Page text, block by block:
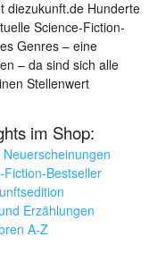
diezukunft.de Hunderte
Science-Fiction-
Genres – eine
– da sind sich alle
Stellenwert
im Shop:
Neuerscheinungen
Fiction-Bestseller
Erzählungen
A-Z